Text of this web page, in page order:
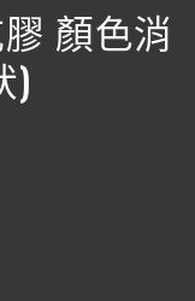
膠 顏色消
)